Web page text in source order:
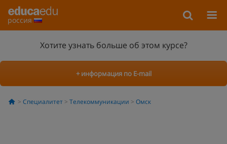
россия
Хотите узнать больше об этом курсе?
+ информация по E-mail
Специалитет Телекоммуникации Омск